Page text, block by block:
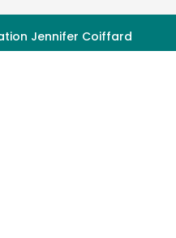
Jennifer Coiffard